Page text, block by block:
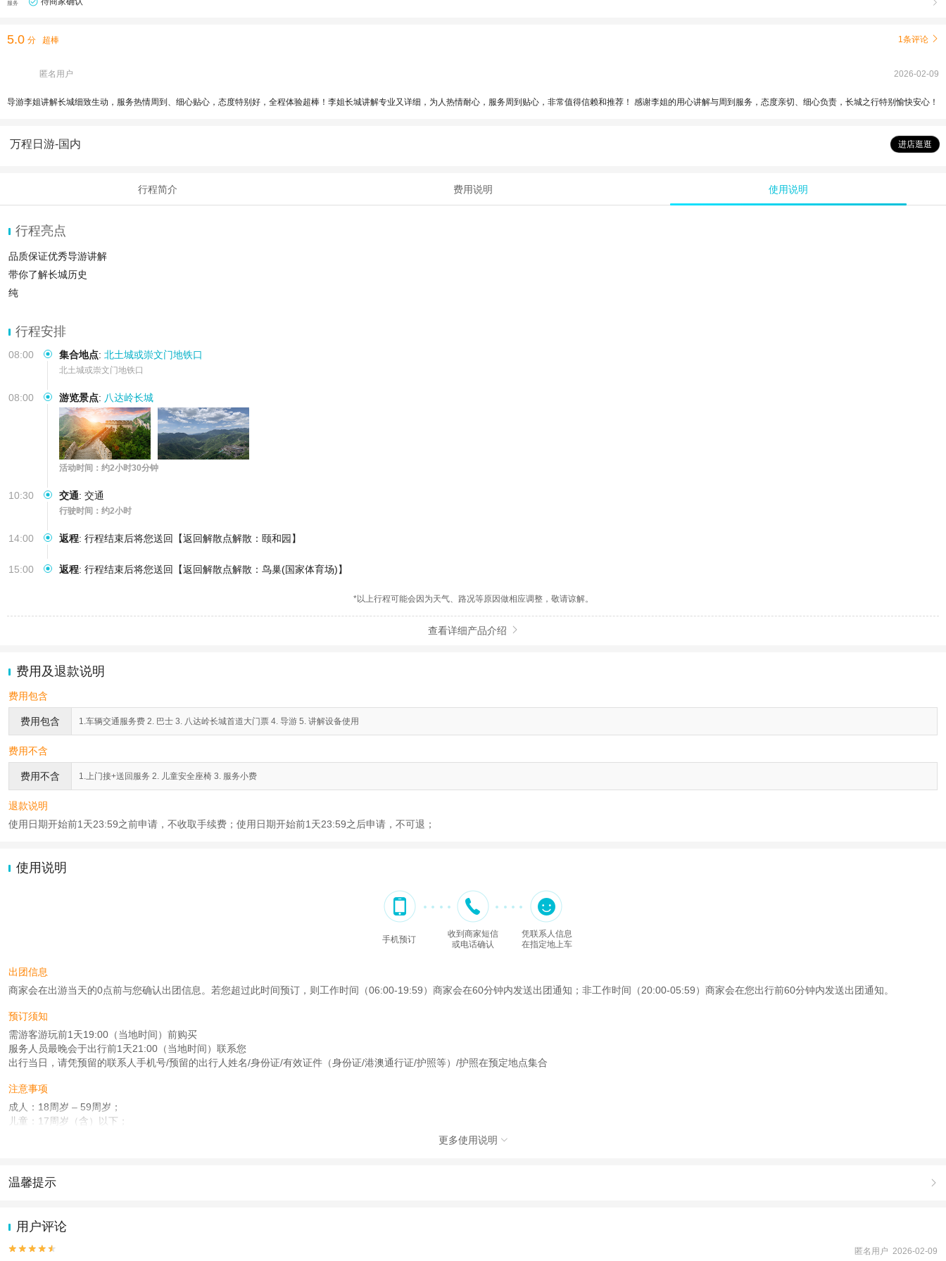
服务 
5.0 分 超棒 1条评论 
匿名用户 2026-02-09
导游李姐讲解长城细致生动，服务热情周到、细心贴心，态度特别好，全程体验超棒！李姐长城讲解专业又详细，为人热情耐心，服务周到贴心，非常值得信赖和推荐！ 感谢李姐的用心讲解与周到服务，态度亲切、细心负责，长城之行特别愉快安心！
万程日游-国内 进店逛逛
行程简介 费用说明 使用说明
行程亮点
品质保证优秀导游讲解
带你了解长城历史
纯
行程安排
08:00 集合地点: 北土城或崇文门地铁口
北土城或崇文门地铁口
08:00 游览景点: 八达岭长城
活动时间：约2小时30分钟
10:30 交通: 交通
行驶时间：约2小时
14:00 返程: 行程结束后将您送回【返回解散点解散：颐和园】
15:00 返程: 行程结束后将您送回【返回解散点解散：鸟巢(国家体育场)】
*以上行程可能会因为天气、路况等原因做相应调整，敬请谅解。
查看详细产品介绍 
费用及退款说明
费用包含
费用包含 1.车辆交通服务费 2. 巴士 3. 八达岭长城首道大门票 4. 导游 5. 讲解设备使用
费用不含
费用不含 1.上门接+送回服务 2. 儿童安全座椅 3. 服务小费
退款说明
使用日期开始前1天23:59之前申请，不收取手续费；使用日期开始前1天23:59之后申请，不可退；
使用说明
手机预订
收到商家短信
或电话确认
凭联系人信息
在指定地上车
出团信息
商家会在出游当天的0点前与您确认出团信息。若您超过此时间预订，则工作时间（06:00-19:59）商家会在60分钟内发送出团通知；非工作时间（20:00-05:59）商家会在您出行前60分钟内发送出团通知。
预订须知
需游客游玩前1天19:00（当地时间）前购买
服务人员最晚会于出行前1天21:00（当地时间）联系您
出行当日，请凭预留的联系人手机号/预留的出行人姓名/身份证/有效证件（身份证/港澳通行证/护照等）/护照在预定地点集合
注意事项
成人：18周岁 – 59周岁；
儿童：17周岁（含）以下；
本产品由青岛驿路同行国际旅行社有限公司代理招徕，委托社为北京铂川旅行社有限公司，具体的旅游服务和操作由委托社及其有资质的地接社提供
更多使用说明 
温馨提示 
2.为普及旅游安全知识及旅游文明公约，使您的旅程顺利圆满完成，特制定
用户评论

 匿名用户 2026-02-09